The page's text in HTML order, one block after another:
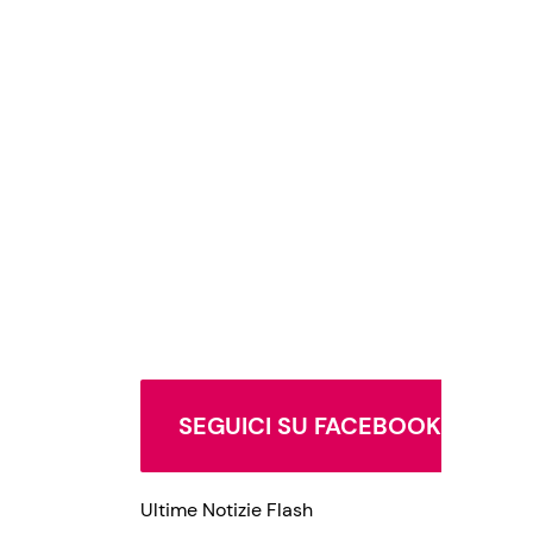
SEGUICI SU FACEBOOK
Ultime Notizie Flash